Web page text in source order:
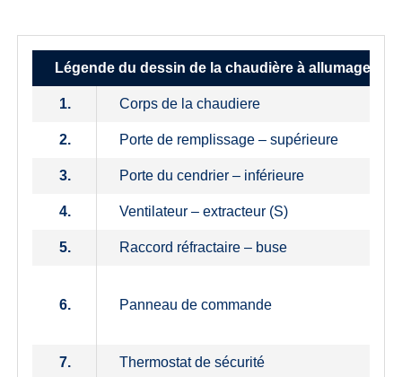
Légende du dessin de la chaudière à allumage
1. Corps de la chaudiere
2. Porte de remplissage – supérieure
3. Porte du cendrier – inférieure
4. Ventilateur – extracteur (S)
5. Raccord réfractaire – buse
6. Panneau de commande
7. Thermostat de sécurité